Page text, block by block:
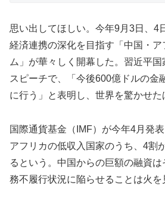
思い出してほしい。今年9月3日、4
経済連携の深化を目指す「中国・ア
ム」が華々しく開幕した。習近平
スピーチで、「今後600億ドルの金
に行う」と表明し、世界を驚かせた
国際通貨基金（IMF）が今年4月発
アフリカの低収入国家のうち、4割
るという。中国からの巨額の融資
務不履行状況に陥らせることは火を